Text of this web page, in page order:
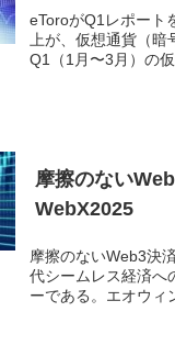
eToroがQ1レポート
上が、仮想通貨（
Q1（1月〜3月）の
摩擦のない
WebX2025
摩擦のないWeb3決
代シームレス経済へ
ーである。エオウィ